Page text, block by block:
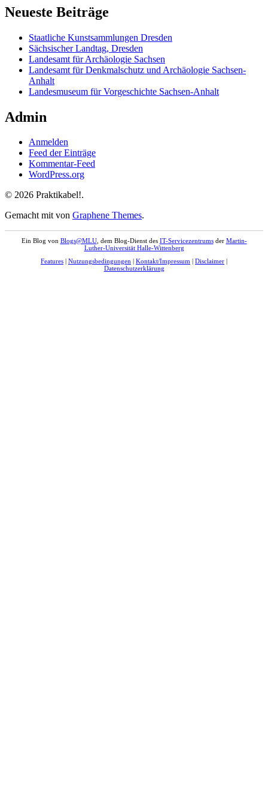
Neueste Beiträge
Staatliche Kunstsammlungen Dresden
Sächsischer Landtag, Dresden
Landesamt für Archäologie Sachsen
Landesamt für Denkmalschutz und Archäologie Sachsen-
Anhalt
Landesmuseum für Vorgeschichte Sachsen-Anhalt
Admin
Anmelden
Feed der Einträge
Kommentar-Feed
WordPress.org
© 2026 Praktikabel!.
Gemacht mitvon Graphene Themes.
Ein Blog von Blogs@MLU, dem Blog-Dienst des IT-Servicezentrumsder Martin-
Luther-Universität Halle-Wittenberg
Features
Nutzungsbedingungen Kontakt/Impressum Disclaimer
Datenschutzerklärung